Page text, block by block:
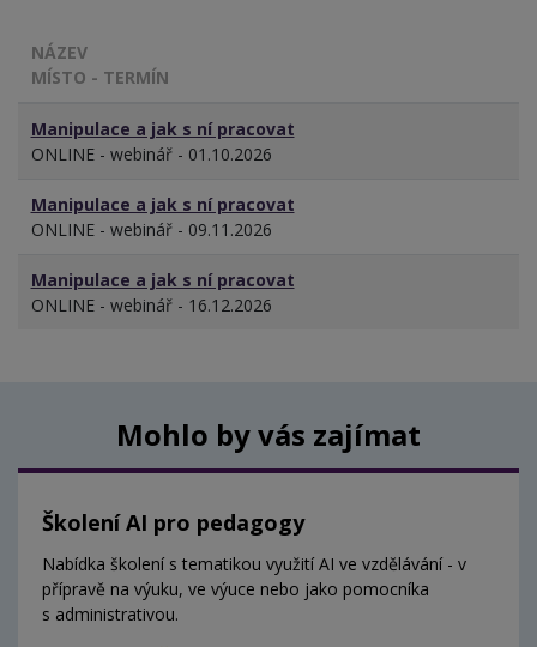
NÁZEV
MÍSTO - TERMÍN
Manipulace a jak s ní pracovat
ONLINE - webinář - 01.10.2026
Manipulace a jak s ní pracovat
ONLINE - webinář - 09.11.2026
Manipulace a jak s ní pracovat
ONLINE - webinář - 16.12.2026
Mohlo by vás zajímat
Školení AI pro pedagogy
Nabídka školení s tematikou využití AI ve vzdělávání - v
přípravě na výuku, ve výuce nebo jako pomocníka
s administrativou.